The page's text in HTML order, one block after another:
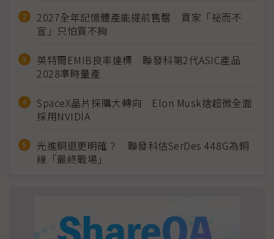
2027全年記憶體產能提前售罄 買家「祕而不
宣」只怕買不夠
英特爾EMIB良率達標 聯發科第2代ASIC產品
2028準時量產
SpaceX晶片採購大轉向 Elon Musk捨超微全面
採用NVIDIA
光進銅退更明確？ 聯發科估SerDes 448G為銅
線「最終戰場」